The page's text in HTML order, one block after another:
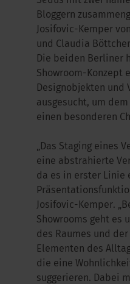
Bloggern
Josifovic-Kemper
und Claudia
Die beiden Berliner
Showroom-Konzept
Designobjekten und
ausgesucht, um
einen besonderen
„Das Staging eines
eine abstrahierte
da es in erster Linie
Josifovic-Kemper.
Showrooms geht es
des Raumes und
Elementen des
die eine
suggerieren. Dabei